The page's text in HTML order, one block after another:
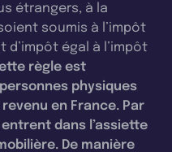
étrangers, à la
soumis à l’impôt
d’impôt égal à l’impôt
règle est
physiques
en France. Par
dans l’assiette
De manière